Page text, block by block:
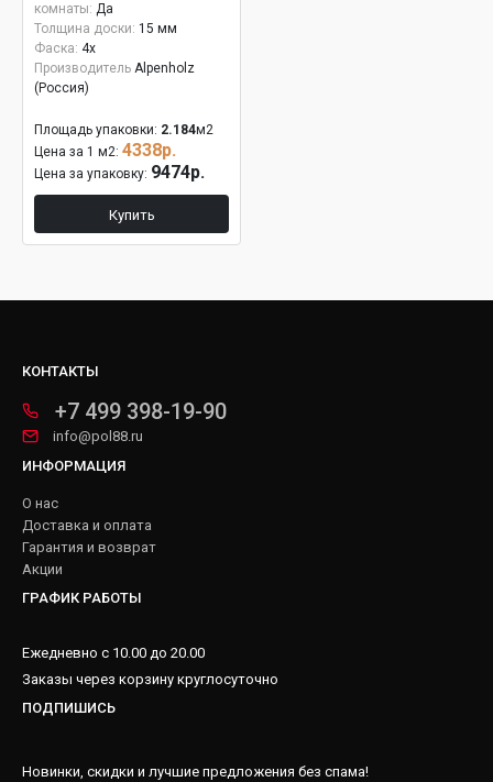
комнаты: Да
Толщина доски: 15 мм
Фаска: 4x
Производитель Alpenholz
(Россия)
Площадь упаковки: 2.184м2
Цена за 1 м2: 4338р.
Цена за упаковку: 9474р.
Купить
КОНТАКТЫ
+7 499 398-19-90
info@pol88.ru
ИНФОРМАЦИЯ
О нас
Доставка и оплата
Гарантия и возврат
Акции
ГРАФИК РАБОТЫ
Ежедневно с 10.00 до 20.00
Заказы через корзину круглосуточно
ПОДПИШИСЬ
Новинки, скидки и лучшие предложения без спама!